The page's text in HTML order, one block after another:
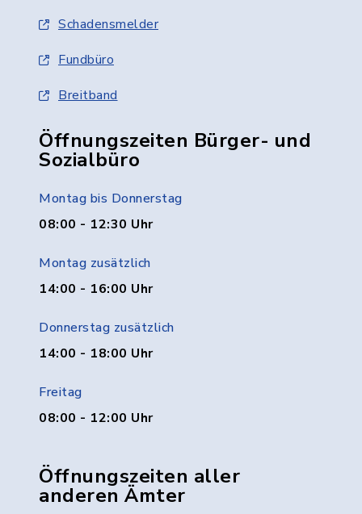
Schadensmelder
Fundbüro
Breitband
Öffnungszeiten Bürger- und
Sozialbüro
Montag bis Donnerstag
08:00 - 12:30 Uhr
Montag zusätzlich
14:00 - 16:00 Uhr
Donnerstag zusätzlich
14:00 - 18:00 Uhr
Freitag
08:00 - 12:00 Uhr
Öffnungszeiten aller
anderen Ämter